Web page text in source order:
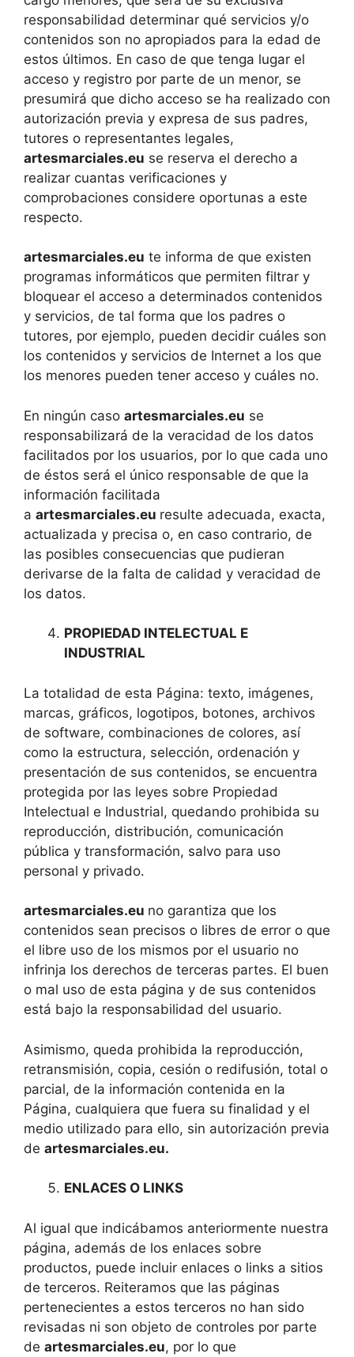
responsabilidad determinar qué servicios y/o
contenidos son no apropiados para la edad de
estos últimos. En caso de que tenga lugar el
acceso y registro por parte de un menor, se
presumirá que dicho acceso se ha realizado con
autorización previa y expresa de sus padres,
tutores o representantes legales,
artesmarciales.eu se reserva el derecho a
realizar cuantas verificaciones y
comprobaciones considere oportunas a este
respecto.
artesmarciales.eu te informa de que existen
programas informáticos que permiten filtrar y
bloquear el acceso a determinados contenidos
y servicios, de tal forma que los padres o
tutores, por ejemplo, pueden decidir cuáles son
los contenidos y servicios de Internet a los que
los menores pueden tener acceso y cuáles no.
En ningún caso artesmarciales.eu se
responsabilizará de la veracidad de los datos
facilitados por los usuarios, por lo que cada uno
de éstos será el único responsable de que la
información facilitada
a artesmarciales.eu resulte adecuada, exacta,
actualizada y precisa o, en caso contrario, de
las posibles consecuencias que pudieran
derivarse de la falta de calidad y veracidad de
los datos.
PROPIEDAD INTELECTUAL E
INDUSTRIAL
La totalidad de esta Página: texto, imágenes,
marcas, gráficos, logotipos, botones, archivos
de software, combinaciones de colores, así
como la estructura, selección, ordenación y
presentación de sus contenidos, se encuentra
protegida por las leyes sobre Propiedad
Intelectual e Industrial, quedando prohibida su
reproducción, distribución, comunicación
pública y transformación, salvo para uso
personal y privado.
artesmarciales.eu no garantiza que los
contenidos sean precisos o libres de error o que
el libre uso de los mismos por el usuario no
infrinja los derechos de terceras partes. El buen
o mal uso de esta página y de sus contenidos
está bajo la responsabilidad del usuario.
Asimismo, queda prohibida la reproducción,
retransmisión, copia, cesión o redifusión, total o
parcial, de la información contenida en la
Página, cualquiera que fuera su finalidad y el
medio utilizado para ello, sin autorización previa
de artesmarciales.eu.
ENLACES O LINKS
Al igual que indicábamos anteriormente nuestra
página, además de los enlaces sobre
productos, puede incluir enlaces o links a sitios
de terceros. Reiteramos que las páginas
pertenecientes a estos terceros no han sido
revisadas ni son objeto de controles por parte
de artesmarciales.eu, por lo que